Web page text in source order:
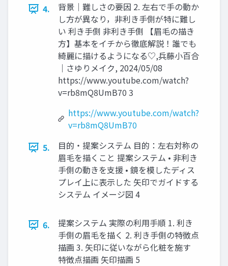
4.
背景｜難しさの要因 2. 左右で手の動か
し方が異なり，非利き手側が特に難し
い 利き手側 非利き手側 【眉毛の描き
方】基本をイチから徹底解説！誰でも
綺麗に描けるようになる♡,兵藤小百合
｜さゆりメイク, 2024/05/08
https://www.youtube.com/watch?
v=rb8mQ8UmB70 3
https://www.youtube.com/watch?
v=rb8mQ8UmB70
5.
目的・提案システム 目的：左右対称の
眉毛を描くこと 提案システム • 非利き
手側の動きを支援 • 鏡を模したディス
プレイ上に表示した 矢印でガイドする
システム イメージ図 4
6.
提案システム 実際の利用手順 1. 利き
手側の眉毛を描く 2. 利き手側の特徴点
描画 3. 矢印に従いながら化粧を施す
特徴点描画 矢印描画 5